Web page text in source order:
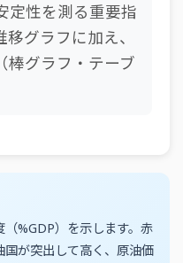
定性を測る重要指
グラフに加え、
棒グラフ・テーブ
%GDP）を示します。赤
が突出して高く、原油価